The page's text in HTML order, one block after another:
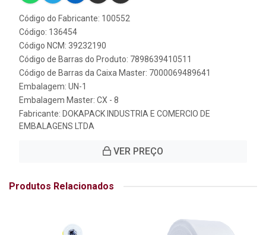
Código do Fabricante: 100552
Código: 136454
Código NCM: 39232190
Código de Barras do Produto: 7898639410511
Código de Barras da Caixa Master: 7000069489641
Embalagem: UN-1
Embalagem Master: CX - 8
Fabricante: DOKAPACK INDUSTRIA E COMERCIO DE
EMBALAGENS LTDA
VER PREÇO
Produtos Relacionados